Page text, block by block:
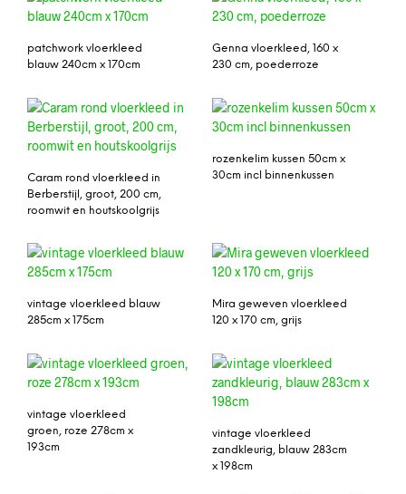
patchwork vloerkleed
blauw 240cm x 170cm
Genna vloerkleed, 160 x
230 cm, poederroze
Caram rond vloerkleed in
Berberstijl, groot, 200 cm,
roomwit en houtskoolgrijs
rozenkelim kussen 50cm x
30cm incl binnenkussen
vintage vloerkleed blauw
285cm x 175cm
Mira geweven vloerkleed
120 x 170 cm, grijs
vintage vloerkleed
groen, roze 278cm x
193cm
vintage vloerkleed
zandkleurig, blauw 283cm
x 198cm